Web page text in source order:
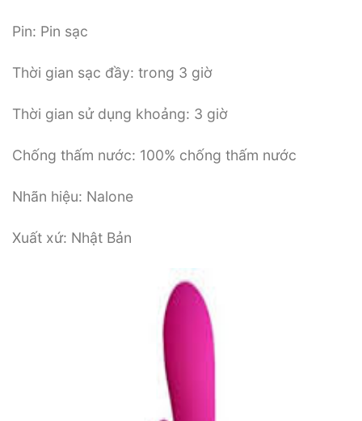
Pin: Pin sạc
Thời gian sạc đầy: trong 3 giờ
Thời gian sử dụng khoảng: 3 giờ
Chống thấm nước: 100% chống thấm nước
Nhãn hiệu: Nalone
Xuất xứ: Nhật Bản